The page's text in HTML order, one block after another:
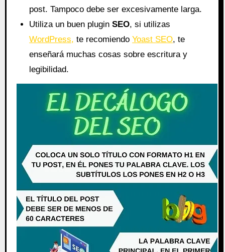
post. Tampoco debe ser excesivamente larga.
Utiliza un buen pluginSEO, si utilizas
WordPress, te recomiendoYoast SEO, te
enseñará muchas cosas sobre escritura y
legibilidad.